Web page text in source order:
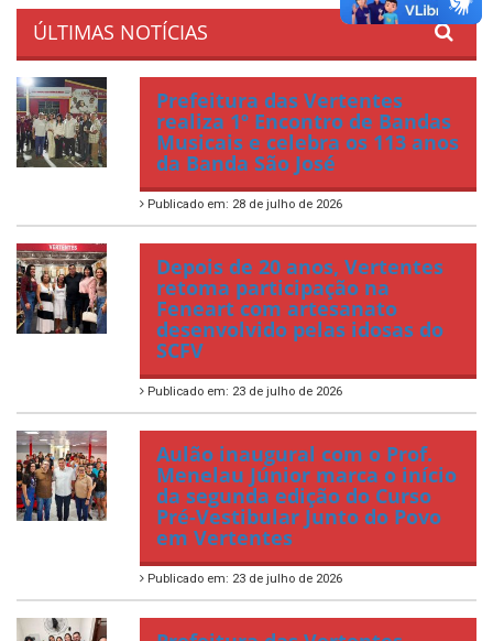
ÚLTIMAS NOTÍCIAS
Prefeitura das Vertentes
realiza 1º Encontro de Bandas
Musicais e celebra os 113 anos
da Banda São José
Publicado em: 28 de julho de 2026
Depois de 20 anos, Vertentes
retoma participação na
Feneart com artesanato
desenvolvido pelas idosas do
SCFV
Publicado em: 23 de julho de 2026
Aulão inaugural com o Prof.
Menelau Júnior marca o início
da segunda edição do Curso
Pré-Vestibular Junto do Povo
em Vertentes
Publicado em: 23 de julho de 2026